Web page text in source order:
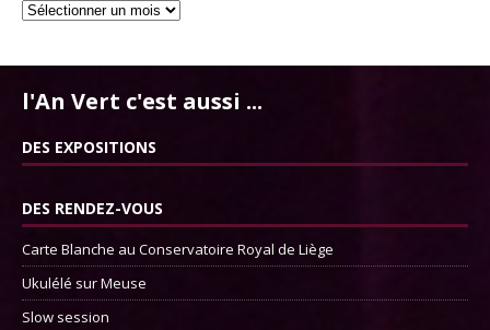
l'An Vert c'est aussi ...
DES EXPOSITIONS
DES RENDEZ-VOUS
Carte Blanche au Conservatoire Royal de Liège
Ukulélé sur Meuse
Slow session